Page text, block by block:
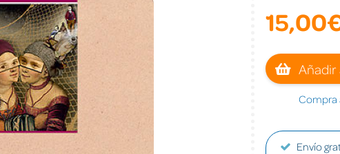
Añadir
Compra
Envío